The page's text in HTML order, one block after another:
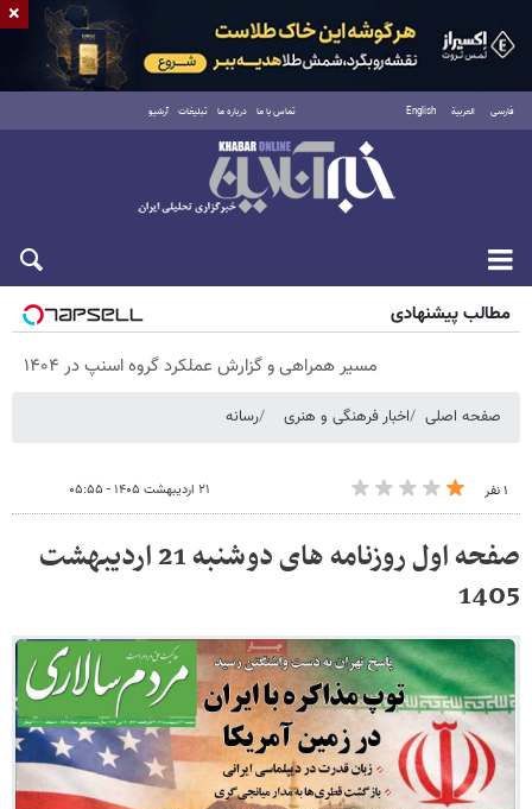
فارسی العربية English تماس با ما درباره ما تبلیغات آرشیو
پنجشنبه ۱۵ مرداد ۱۴۰۵
مطالب پیشنهادی
مسیر همراهی و گزارش عملکرد گروه اسنپ در ۱۴۰۴
صفحه اصلی اخبار فرهنگی و هنری رسانه
۱ نفر ۲۱ اردیبهشت ۱۴۰۵ - ۰۵:۵۵
صفحه اول روزنامه های دوشنبه 21 اردیبهشت
1405
×